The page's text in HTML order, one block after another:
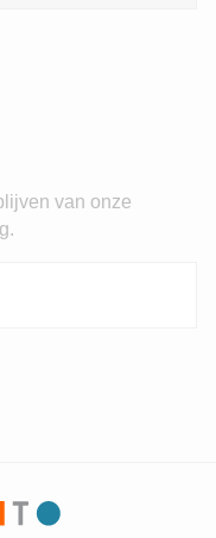
van onze